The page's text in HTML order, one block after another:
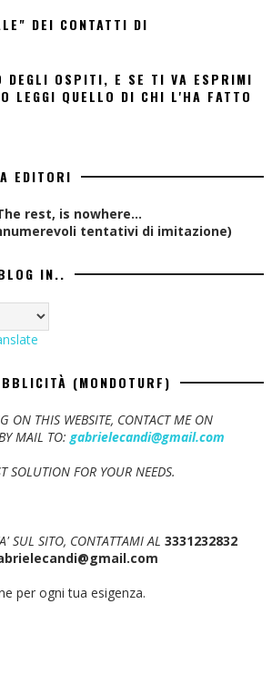
DEI CONTATTI DI
DEGLI OSPITI, E SE TI VA ESPRIMI
LEGGI QUELLO DI CHI L'HA FATTO
EDITORI
rest, is nowhere...
tentativi di imitazione)
IN..
(MONDOTURF)
ON THIS WEBSITE, CONTACT ME ON
MAIL TO:gabrielecandi@gmail.com
SOLUTION FOR YOUR NEEDS.
SUL SITO, CONTATTAMI AL 3331232832
per ogni tua esigenza.